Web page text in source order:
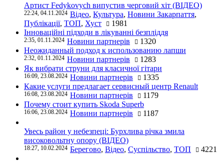
Артист Fedykovych випустив черговий хіт (ВІДЕО)
22:24, 04.11.2024 Відео, Культура, Новини Закарпаття,
Публікації, ТОП, Хуст
1981
Інноваційні підходи в лікуванні безпліддя
2:35, 01.11.2024 Новини партнерів
1320
Неожиданный подход к использованию лапши
2:32, 01.11.2024 Новини партнерів
1283
Як вибрати струни для класичної гітари
16:09, 23.08.2024 Новини партнерів
1335
Какие услуги предлагает сервисный центр Renault
16:08, 23.08.2024 Новини партнерів
1179
Почему стоит купить Skoda Superb
16:06, 23.08.2024 Новини партнерів 1187
Увесь район у небезпеці: Бурхлива річка змила
високовольтну опору (ВІДЕО)
18:27, 10.02.2024 Берегово, Відео, Суспільство, ТОП 4221